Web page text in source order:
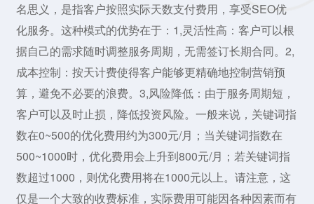
名思义，是指客户按照实际天数支付费用，享受SEO优
化服务。这种模式的优势在于：1,灵活性高：客户可以根
据自己的需求随时调整服务周期，无需签订长期合同。2,
成本控制：按天计费使得客户能够更精确地控制营销预
算，避免不必要的浪费。3,风险降低：由于服务周期短，
客户可以及时止损，降低投资风险。一般来说，关键词指
数在0~500的优化费用约为300元/月；当关键词指数在
500~1000时，优化费用会上升到800元/月；若关键词指
数超过1000，则优化费用将在1000元以上。请注意，这
仅是一个大致的收费标准，实际费用可能因各种因素而有